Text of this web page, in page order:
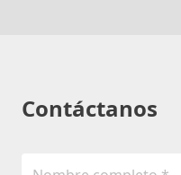
Contáctanos